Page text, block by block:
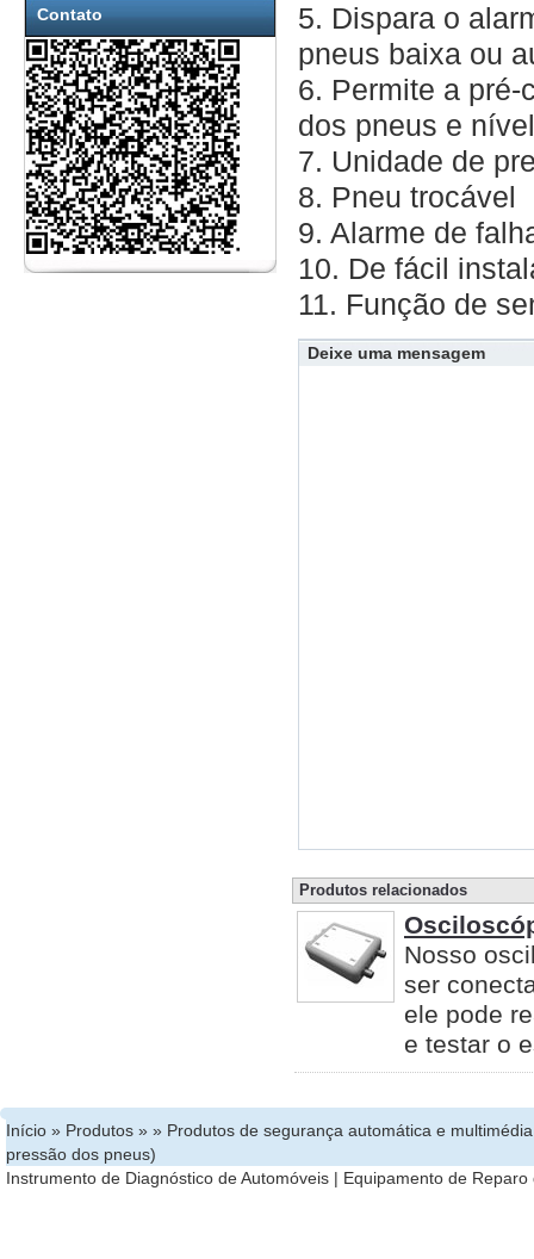
Contato
5. Dispara o
pneus baixa ou
6. Permite a
dos pneus e
7. Unidade de
8. Pneu trocável
9. Alarme de
10. De fácil
11. Função de
Deixe uma mensagem
Produtos relacionados
Nosso
ser
ele pode
e testar o
Início » Produtos » » Produtos de segurança automática e multimédia
pressão dos pneus)
Instrumento de Diagnóstico de Automóveis | Equipamento de Reparo